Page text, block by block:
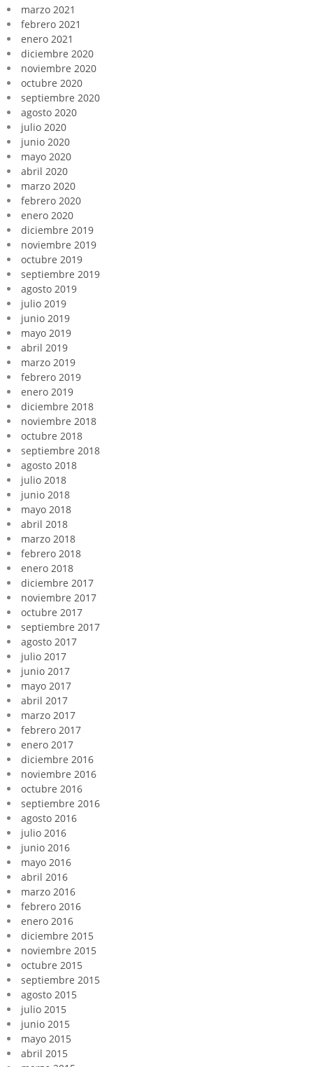
marzo 2021
febrero 2021
enero 2021
diciembre 2020
noviembre 2020
octubre 2020
septiembre 2020
agosto 2020
julio 2020
junio 2020
mayo 2020
abril 2020
marzo 2020
febrero 2020
enero 2020
diciembre 2019
noviembre 2019
octubre 2019
septiembre 2019
agosto 2019
julio 2019
junio 2019
mayo 2019
abril 2019
marzo 2019
febrero 2019
enero 2019
diciembre 2018
noviembre 2018
octubre 2018
septiembre 2018
agosto 2018
julio 2018
junio 2018
mayo 2018
abril 2018
marzo 2018
febrero 2018
enero 2018
diciembre 2017
noviembre 2017
octubre 2017
septiembre 2017
agosto 2017
julio 2017
junio 2017
mayo 2017
abril 2017
marzo 2017
febrero 2017
enero 2017
diciembre 2016
noviembre 2016
octubre 2016
septiembre 2016
agosto 2016
julio 2016
junio 2016
mayo 2016
abril 2016
marzo 2016
febrero 2016
enero 2016
diciembre 2015
noviembre 2015
octubre 2015
septiembre 2015
agosto 2015
julio 2015
junio 2015
mayo 2015
abril 2015